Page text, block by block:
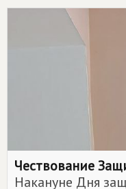
Чествование
Накануне Дня